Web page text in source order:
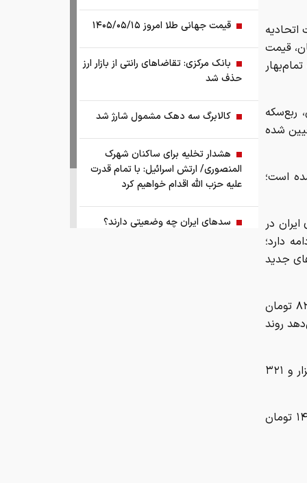
گرم ۱۹ میلیون و ۲۶۴ هزار تومان، قیمت
قیمت سکه تمام‌بهار
میلیون و ۵۰۰ هزار تومان، ربع‌سکه
میلیون تومان تعیین شده
شده است؛
ایران در
دارد؛
جدید
بر اساس نرخ‌های اعلامی در معاملات امروز، حواله دلار آمریکا به ۱۴۸ هزار و ۸۲ تومان
می‌دهد روند
حواله درهم امارات نیز همسو با دلار حرکت کرد و در معاملات امروز به ۴۰ هزار و ۳۲۱
در همین حال، حواله یورو نیز در تالار حواله مرکز مبادله به رقم ۱۷۲ هزار و ۱۴۴ تومان
قیمت جهانی طلا امروز ۱۴۰۵/۰۵/۱۵
بانک مرکزی: تقاضا‌های رانتی از بازار ارز
حذف شد
کالابرگ سه دهک مشمول شارژ شد
هشدار تخلیه برای ساکنان شهرک
المنصوری/ ارتش اسرائیل: با تمام قدرت
علیه حزب الله اقدام خواهیم کرد
سد‌های ایران چه وضعیتی دارند؟